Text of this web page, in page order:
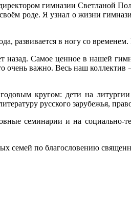
гимназии Светланой
роде. Я узнал о жизни
развивается в ногу со
Самое ценное в нашей
важно. Весь наш
кругом: дети на
русского зарубежья,
семинарии и на социально-
семей по благословению